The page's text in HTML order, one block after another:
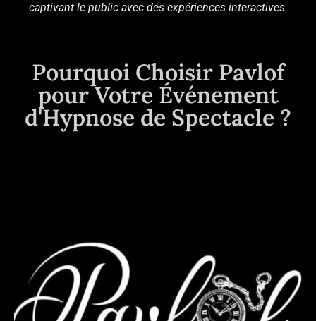
captivant le public avec des expériences interactives.
Pourquoi Choisir Pavlof
pour Votre Événement
d'Hypnose de Spectacle ?